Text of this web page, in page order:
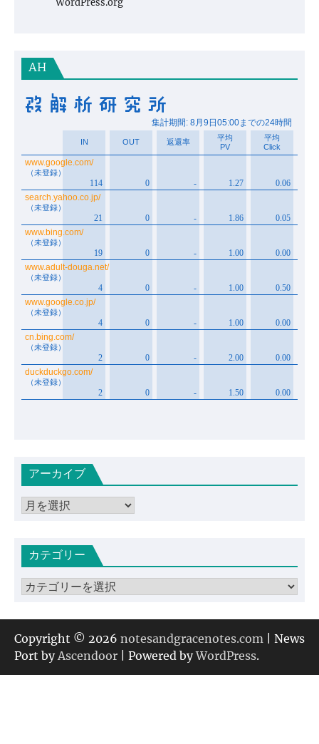
AH
アーカイブ
ア
イカテゴリー
カ
ゴ
リ
ー
Copyright © 2026 notesandgracenotes.com | News
Port by Ascendoor | Powered byWordPress.